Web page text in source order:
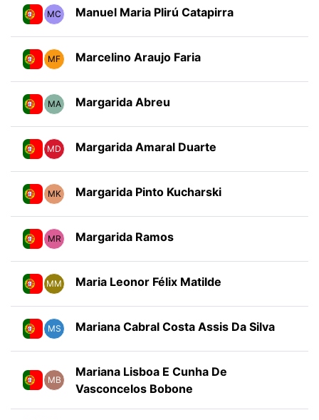
MC Manuel Maria Plirú Catapirra
MF Marcelino Araujo Faria
MA Margarida Abreu
MD Margarida Amaral Duarte
MK Margarida Pinto Kucharski
MR Margarida Ramos
MM Maria Leonor Félix Matilde
MS Mariana Cabral Costa Assis Da Silva
MB
Mariana Lisboa E Cunha De
Vasconcelos Bobone